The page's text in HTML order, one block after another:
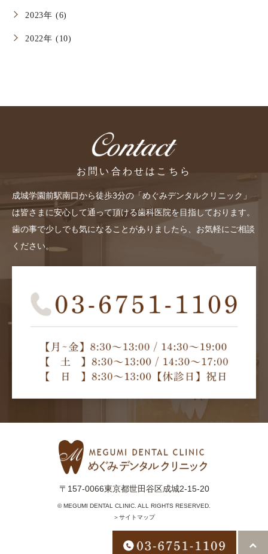
2023年 (6)
2022年 (10)
お問い合わせはこちら
成城学園前駅南口から徒歩3分の「めぐみデンタルクリニック」
は皆さまに安心して通って頂ける歯科医院を目指しております。
歯の事で少しでも気になることがありましたら、お気軽にご相談
ください。
〒157-0066東京都世田谷区成城2-15-20
© MEGUMI DENTAL CLINIC. ALL RIGHTS RESERVED.
＞サイトマップ